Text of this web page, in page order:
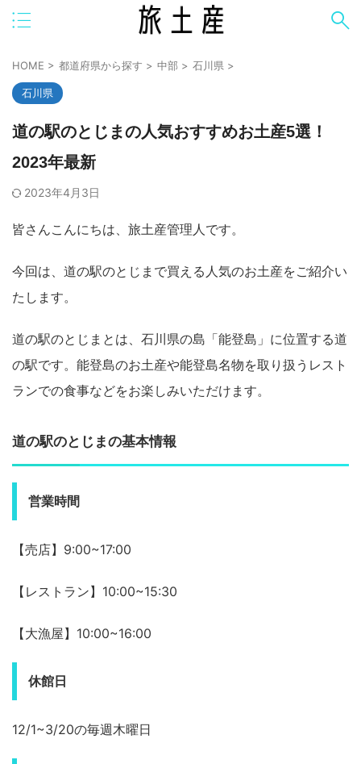
HOME > 都道府県から探す > 中部 > 石川県 >
石川県
道の駅のとじまの人気おすすめお土産5選！
2023年最新
2023年4月3日
皆さんこんにちは、旅土産管理人です。
今回は、道の駅のとじまで買える人気のお土産をご紹介い
たします。
道の駅のとじまとは、石川県の島「能登島」に位置する道
の駅です。能登島のお土産や能登島名物を取り扱うレスト
ランでの食事などをお楽しみいただけます。
道の駅のとじまの基本情報
営業時間
【売店】9:00~17:00
【レストラン】10:00~15:30
【大漁屋】10:00~16:00
休館日
12/1~3/20の毎週木曜日